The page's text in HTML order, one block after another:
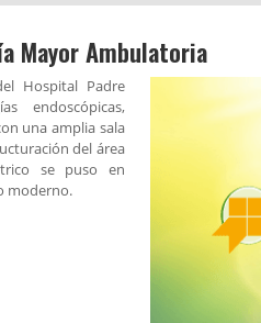
Mayor Ambulatoria
Hospital Padre
endoscópicas,
una amplia sala
del área
se puso en
moderno.